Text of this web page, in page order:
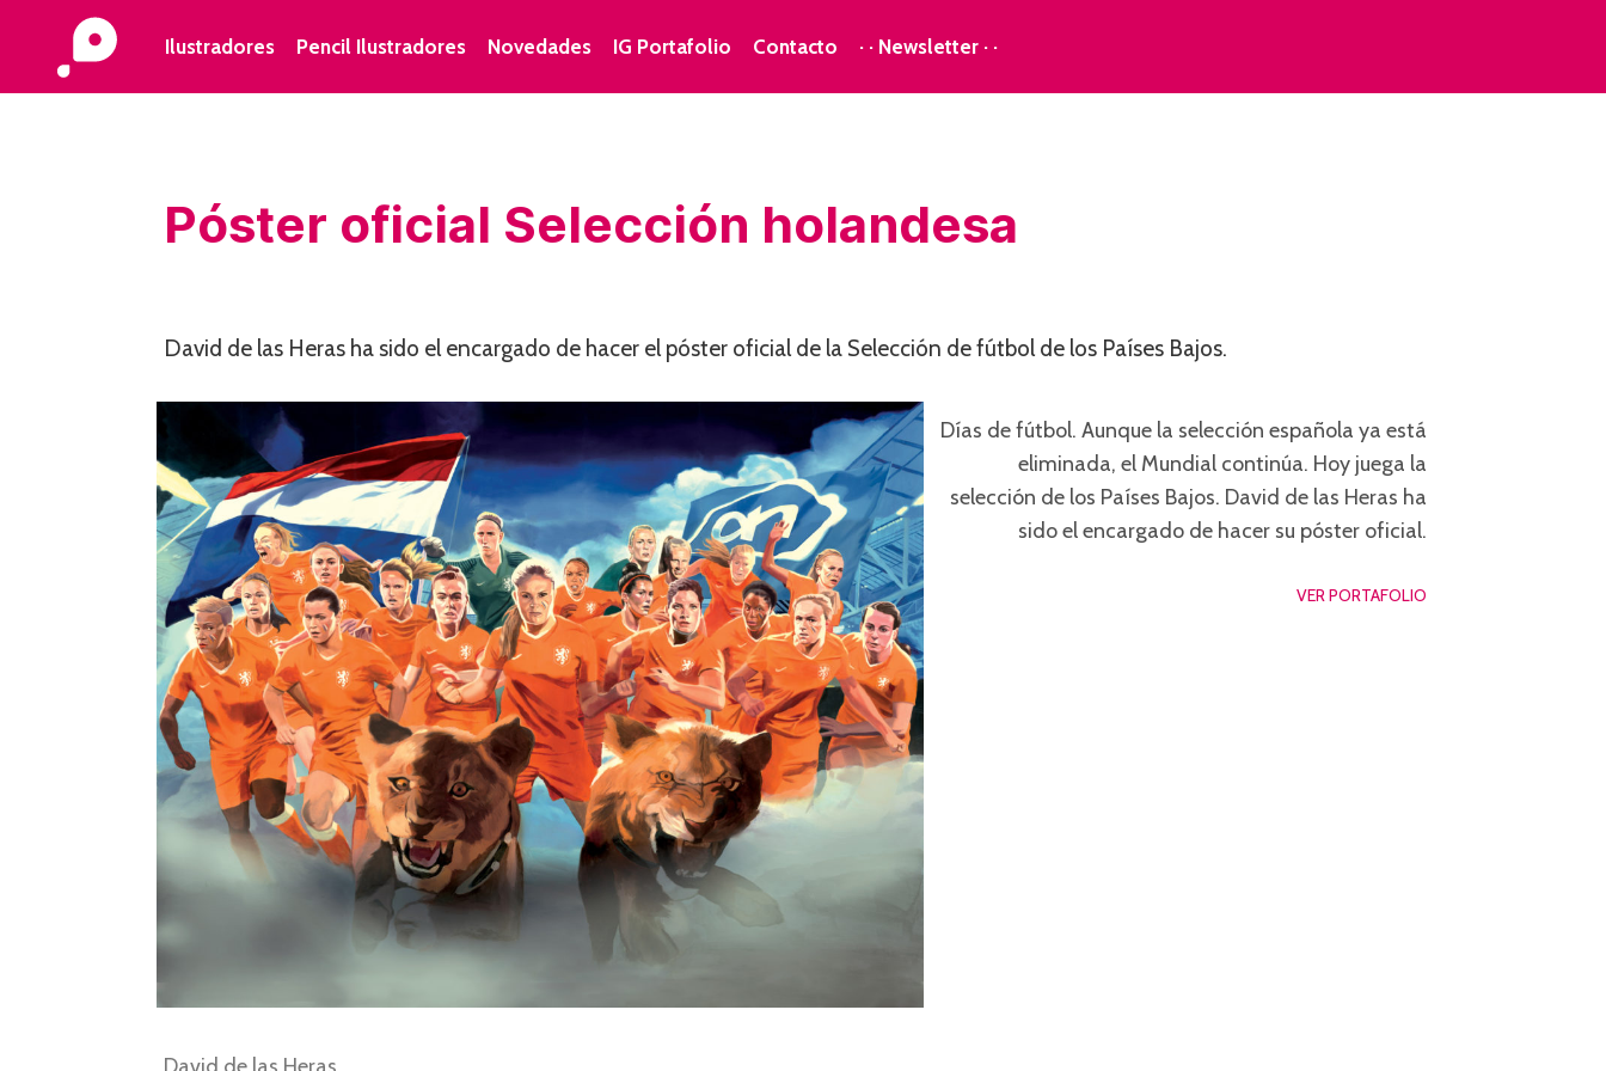
Ilustradores Pencil Ilustradores Novedades IG Portafolio Contacto · · Newsletter · ·
Póster oficial Selección holandesa
David de las Heras ha sido el encargado de hacer el póster oficial de la Selección de fútbol de los Países Bajos.
Días de fútbol. Aunque la selección española ya está
eliminada, el Mundial continúa. Hoy juega la
selección de los Países Bajos. David de las Heras ha
sido el encargado de hacer su póster oficial.
VER PORTAFOLIO